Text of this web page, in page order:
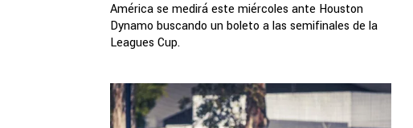
América se medirá este miércoles ante Houston
Dynamo buscando un boleto a las semifinales de la
Leagues Cup.